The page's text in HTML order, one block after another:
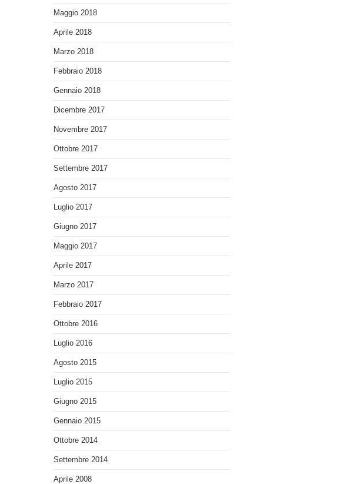
Maggio 2018
Aprile 2018
Marzo 2018
Febbraio 2018
Gennaio 2018
Dicembre 2017
Novembre 2017
Ottobre 2017
Settembre 2017
Agosto 2017
Luglio 2017
Giugno 2017
Maggio 2017
Aprile 2017
Marzo 2017
Febbraio 2017
Ottobre 2016
Luglio 2016
Agosto 2015
Luglio 2015
Giugno 2015
Gennaio 2015
Ottobre 2014
Settembre 2014
Aprile 2008